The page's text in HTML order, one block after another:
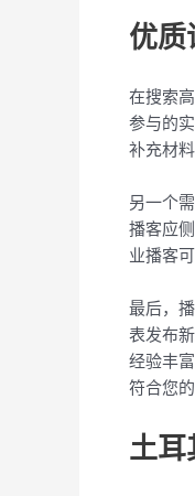
优质
在搜索
参与的
补充材
另一个
播客应
业播客
最后，
表发布
经验丰
符合您
土耳